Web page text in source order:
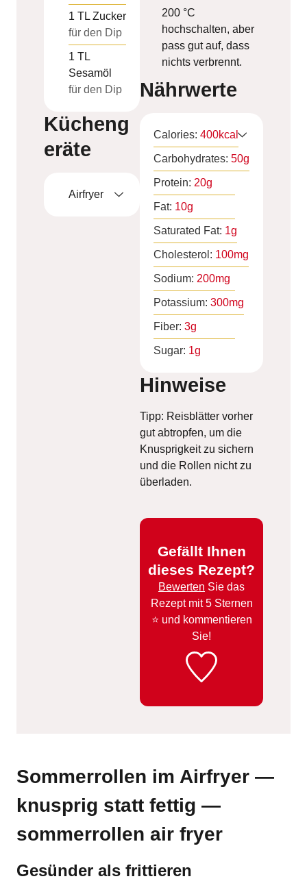
1 TL Zucker
für den Dip
1 TL
Sesamöl
für den Dip
Kücheng
eräte
Airfryer
200 °C
hochschalten, aber
pass gut auf, dass
nichts verbrennt.
Nährwerte
Calories: 400kcal
Carbohydrates: 50g
Protein: 20g
Fat: 10g
Saturated Fat: 1g
Cholesterol: 100mg
Sodium: 200mg
Potassium: 300mg
Fiber: 3g
Sugar: 1g
Hinweise
Tipp: Reisblätter vorher
gut abtropfen, um die
Knusprigkeit zu sichern
und die Rollen nicht zu
überladen.
Gefällt Ihnen
dieses Rezept?
Bewerten Sie das
Rezept mit 5 Sternen
⭐️ und kommentieren
Sie!
Sommerrollen im Airfryer —
knusprig statt fettig —
sommerrollen air fryer
Gesünder als frittieren